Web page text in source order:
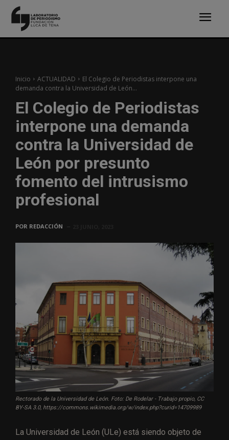
Inicio ACTUALIDAD
El Colegio de Periodistas interpone una
demanda contra la Universidad de León...
El Colegio de Periodistas
interpone una demanda
contra la Universidad de
León por presunto
fomento del intrusismo
profesional
POR REDACCIÓN
Rectorado de la Universidad de León. Foto: De Rodelar - Trabajo propio, CC
BY-SA 3.0, https://commons.wikimedia.org/w/index.php?curid=14709989
La Universidad de León (ULe) está siendo objeto de